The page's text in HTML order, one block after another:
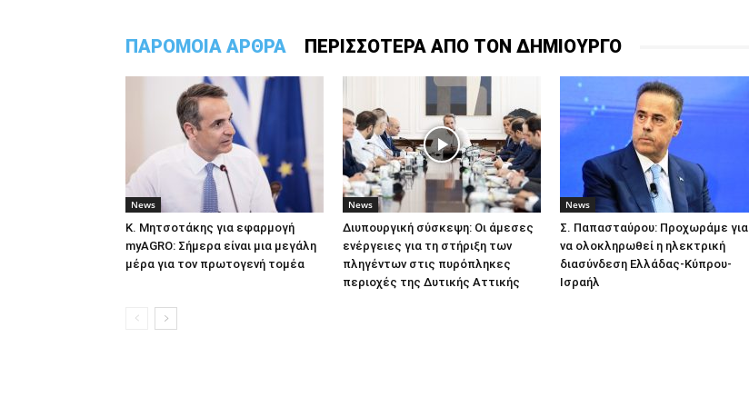
ΠΑΡΟΜΟΙΑ ΑΡΘΡΑ ΠΕΡΙΣΣΟΤΕΡΑ ΑΠΟ ΤΟΝ ΔΗΜΙΟΥΡΓΟ
News
Κ. Μητσοτάκης για εφαρμογή
myAGRO: Σήμερα είναι μια μεγάλη
μέρα για τον πρωτογενή τομέα
News
Διυπουργική σύσκεψη: Οι άμεσες
ενέργειες για τη στήριξη των
πληγέντων στις πυρόπληκες
περιοχές της Δυτικής Αττικής
News
Σ. Παπασταύρου: Προχωράμε για
να ολοκληρωθεί η ηλεκτρική
διασύνδεση Ελλάδας-Κύπρου-
Ισραήλ